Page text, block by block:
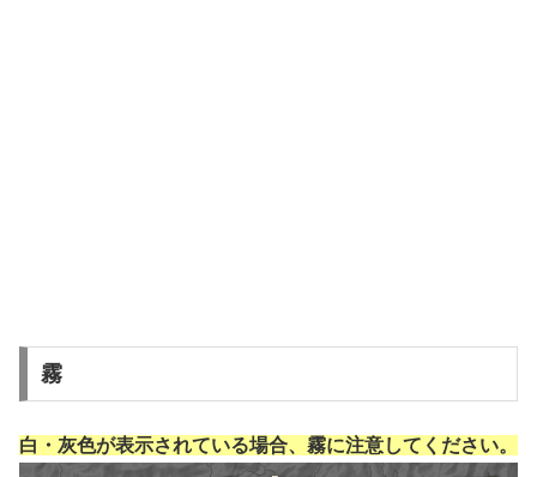
霧
白・灰色が表示されている場合、霧に注意してください。